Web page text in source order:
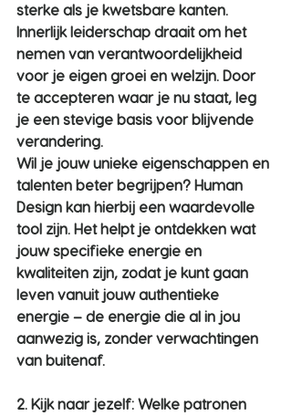
sterke als je kwetsbare kanten.
Innerlijk leiderschap draait om het
nemen van verantwoordelijkheid
voor je eigen groei en welzijn. Door
te accepteren waar je nu staat, leg
je een stevige basis voor blijvende
verandering.
Wil je jouw unieke eigenschappen en
talenten beter begrijpen? Human
Design kan hierbij een waardevolle
tool zijn. Het helpt je ontdekken wat
jouw specifieke energie en
kwaliteiten zijn, zodat je kunt gaan
leven vanuit jouw authentieke
energie – de energie die al in jou
aanwezig is, zonder verwachtingen
van buitenaf.
2. Kijk naar jezelf: Welke patronen